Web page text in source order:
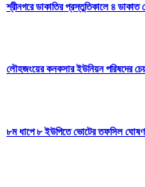
শ্রীনগরে ডাকাতির প্রস্তুতিকালে ৪ ডাকাত
লৌহজংয়ের কনকসার ইউনিয়ন পরিষদের
৮ম ধাপে ৮ ইউপিতে ভোটের তফসিল